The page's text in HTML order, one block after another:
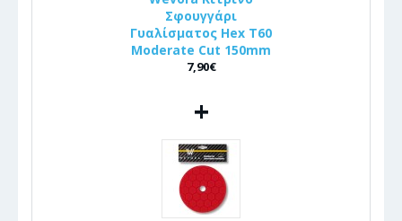
Σφουγγάρι
Γυαλίσματος Hex T60
Moderate Cut 150mm
7,90€
+